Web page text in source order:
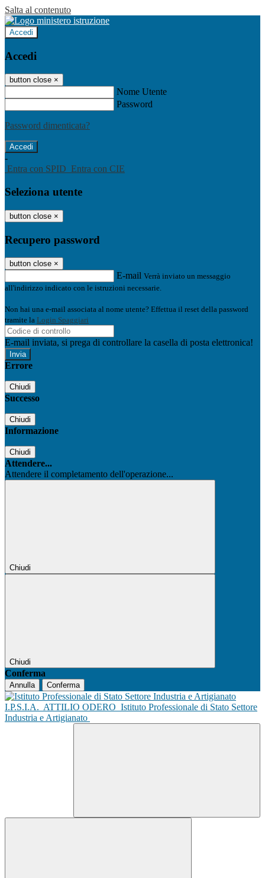
Salta al contenuto
Accedi
Accedi
button close ×
Nome Utente
Password
Password dimenticata?
-
Entra con SPID Entra con CIE
Seleziona utente
button close ×
Recupero password
button close ×
E-mail Verrà inviato un messaggio
all'indirizzo indicato con le istruzioni necessarie.
Non hai una e-mail associata al nome utente? Effettua il reset della password
tramite la Login Spaggiari
E-mail inviata, si prega di controllare la casella di posta elettronica!
Errore
Chiudi
Successo
Chiudi
Informazione
Chiudi
Attendere...
Attendere il completamento dell'operazione...
Chiudi
Chiudi
Conferma
Annulla Conferma
I.P.S.I.A. ATTILIO ODERO Istituto Professionale di Stato Settore
Industria e Artigianato